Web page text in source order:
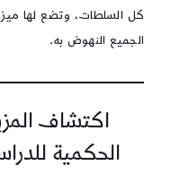
كل السلطات، وتضع لها
الجميع النهوض به.
اكتشاف
الحكمية